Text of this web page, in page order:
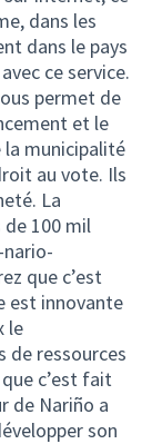
dans les
dans le pays
ce service.
permet de
et le
municipalité
au vote. Ils
La
100 mil
que c’est
est innovante
le
de ressources
c’est fait
de Nariño a
son